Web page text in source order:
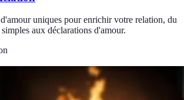
uniques pour enrichir votre relation, du
aux déclarations d'amour.